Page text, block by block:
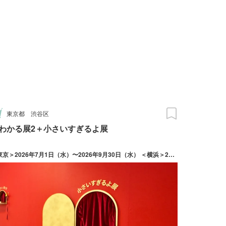
東京都 渋谷区
かる展2＋小さいすぎるよ展
＜東京＞2026年7月1日（水）〜2026年9月30日（水） ＜横浜＞2026年7月17日（金）〜2026年10月18日（日）